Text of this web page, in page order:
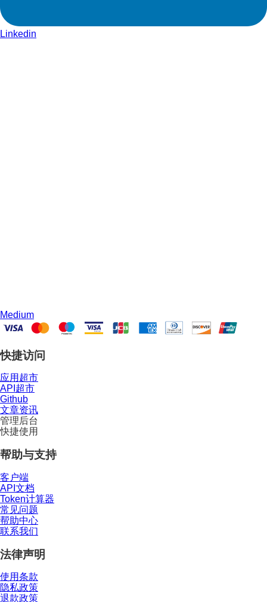
Linkedin
Medium
快捷访问
应用超市
API超市
Github
文章资讯
管理后台
快捷使用
帮助与支持
客户端
API文档
Token计算器
常见问题
帮助中心
联系我们
法律声明
使用条款
隐私政策
退款政策